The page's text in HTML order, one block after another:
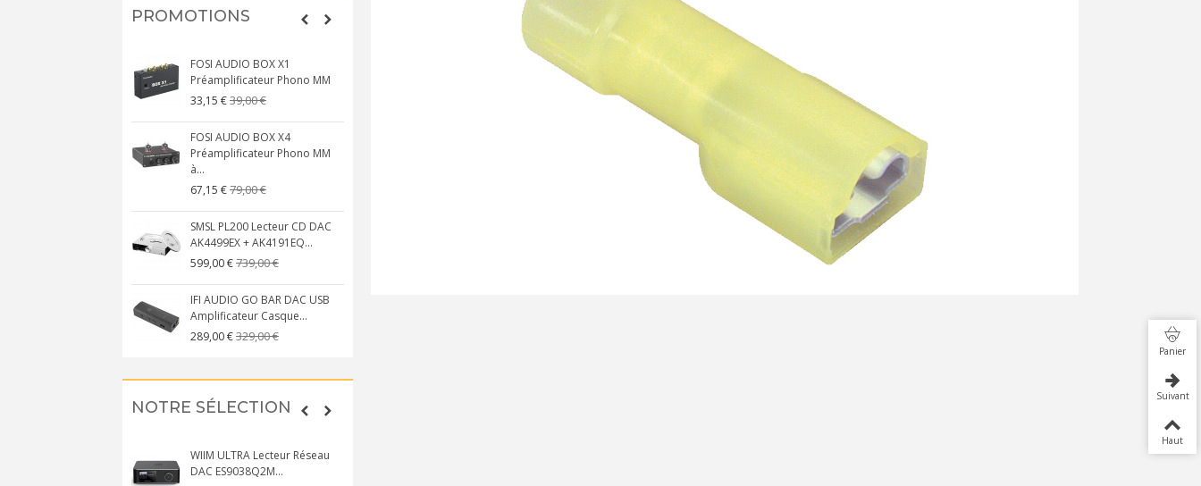
PROMOTIONS
FOSI AUDIO BOX X1
Préamplificateur Phono MM
33,15 €39,00 €
FOSI AUDIO BOX X4
Préamplificateur Phono MM
à...
67,15 €79,00 €
SMSL PL200 Lecteur CD DAC
AK4499EX + AK4191EQ...
599,00 €739,00 €
IFI AUDIO GO BAR DAC USB
Amplificateur Casque...
289,00 €329,00 €
NEUTRIK NC3FXX Connecteur
NOTRE SÉLECTION
WIIM ULTRA Lecteur Réseau
DAC ES9038Q2M...
Panier
Suivant
Haut